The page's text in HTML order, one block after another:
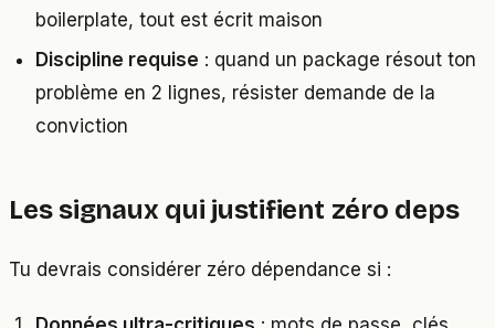
boilerplate, tout est écrit maison
Discipline requise : quand un package résout ton
problème en 2 lignes, résister demande de la
conviction
Les signaux qui justifient zéro deps
Tu devrais considérer zéro dépendance si :